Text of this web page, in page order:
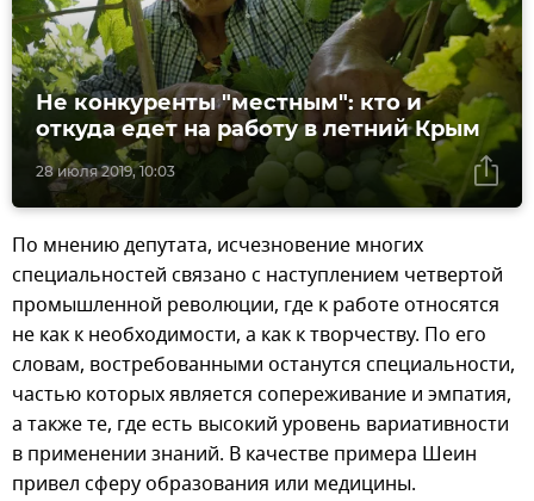
28 июля 2019, 10:03
Не конкуренты "местным": кто и
откуда едет на работу в летний Крым
По мнению депутата, исчезновение многих
специальностей связано с наступлением четвертой
промышленной революции, где к работе относятся
не как к необходимости, а как к творчеству. По его
словам, востребованными останутся специальности,
частью которых является сопереживание и эмпатия,
а также те, где есть высокий уровень вариативности
в применении знаний. В качестве примера Шеин
привел сферу образования или медицины.